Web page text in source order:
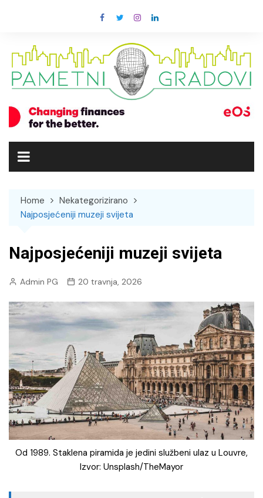
Home
Nekategorizirano
Najposjećeniji muzeji svijeta
Najposjećeniji muzeji svijeta
Admin PG 20 travnja, 2026
Od 1989. Staklena piramida je jedini službeni ulaz u Louvre,
Izvor: Unsplash/TheMayor